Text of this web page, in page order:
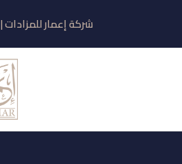
شركة إعمار للمزادات | Eamar Auction Company